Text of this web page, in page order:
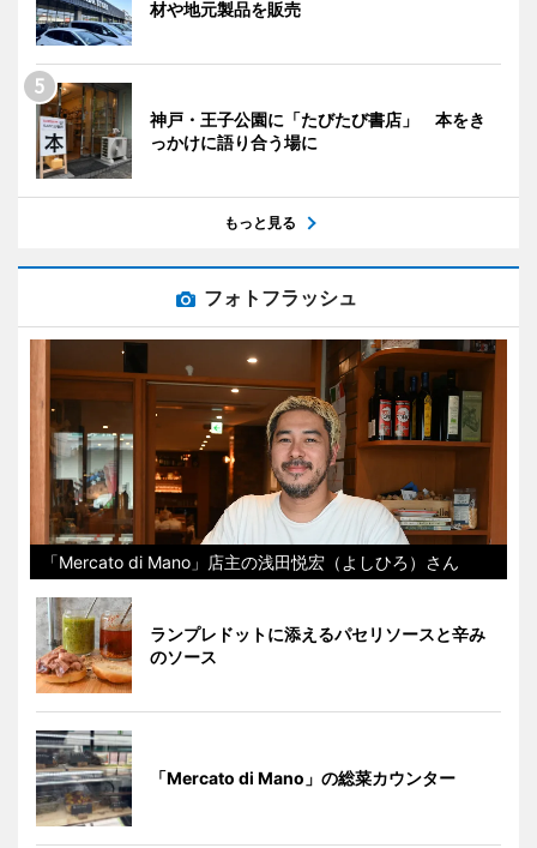
材や地元製品を販売
神戸・王子公園に「たびたび書店」 本をき
っかけに語り合う場に
もっと見る
フォトフラッシュ
「Mercato di Mano」店主の浅田悦宏（よしひろ）さん
ランプレドットに添えるパセリソースと辛み
のソース
「Mercato di Mano」の総菜カウンター